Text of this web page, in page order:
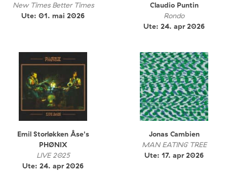
New Times Better Times
Ute: 01. mai 2026
Claudio Puntin
Rondo
Ute: 24. apr 2026
Emil Storløkken Åse's
PHØNIX
LIVE 2025
Ute: 24. apr 2026
Jonas Cambien
MAN EATING TREE
Ute: 17. apr 2026